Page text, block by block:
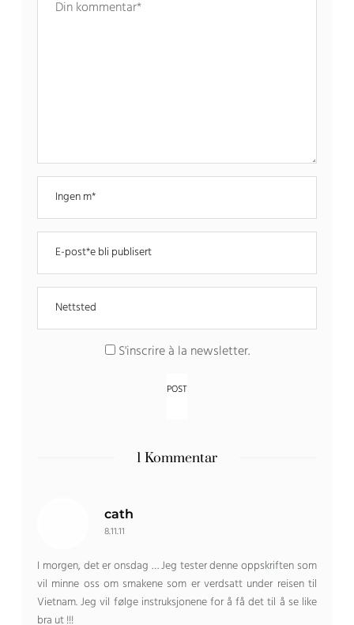
S'inscrire à la newsletter.
1 Kommentar
cath
8.11.11
I morgen, det er onsdag … Jeg tester denne oppskriften som
vil minne oss om smakene som er verdsatt under reisen til
Vietnam. Jeg vil følge instruksjonene for å få det til å se like
bra ut !!!